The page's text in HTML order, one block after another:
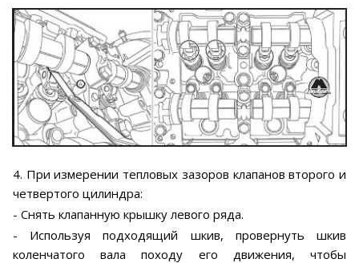
4. При измерении тепловых зазоров клапанов второго и
четвертого цилиндра:
- Снять клапанную крышку левого ряда.
- Используя подходящий шкив, провернуть шкив
коленчатого вала походу его движения, чтобы